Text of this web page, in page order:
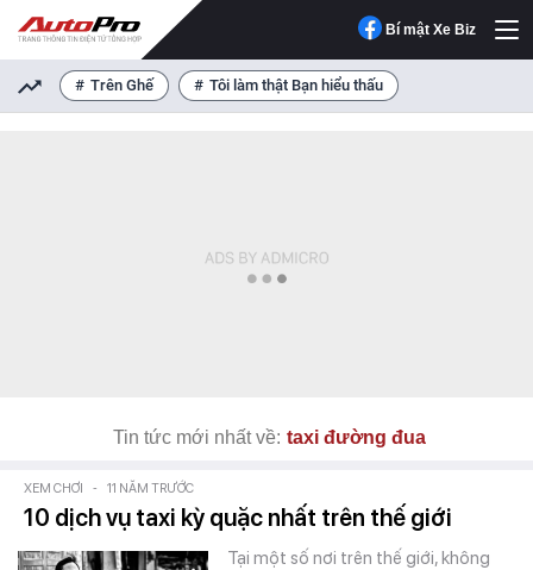
Bí mật Xe Biz
Trên Ghế Tôi làm thật Bạn hiểu thấu
Tin tức mới nhất về: taxi đường đua
XEM CHƠI - 11 NĂM TRƯỚC
10 dịch vụ taxi kỳ quặc nhất trên thế giới
Tại một số nơi trên thế giới, không